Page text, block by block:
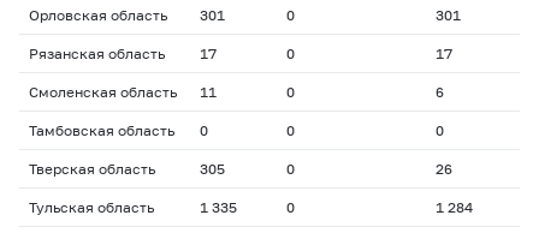
Орловская область 301 0 301
Рязанская область 17 0 17
Смоленская область 11 0 6
Тамбовская область 0 0 0
Тверская область 305 0 26
Тульская область 1 335 0 1 284